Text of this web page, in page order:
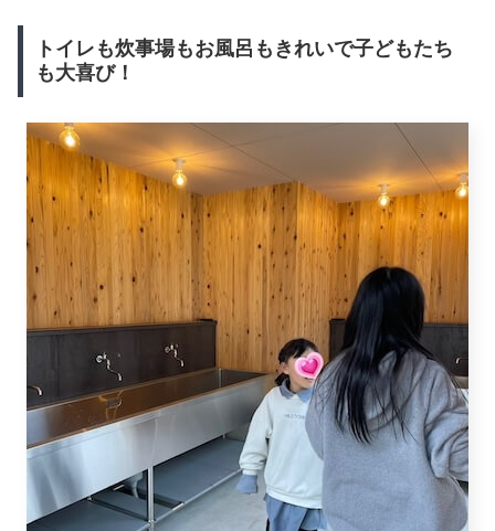
焚き火をすれば平地との気温差5度なんて屁でもないっし
ょ。
ゆ知らず…。
標高300mからは100m高くなるごとに1℃下がる、と言わ
れています。
米沢の街中で暑い暑いと言っていた私たち、五色温泉到着
後は絵に描いたような強風に迎えられ、夜から朝にかけて
の見事な気温の低下に
山の山たる存在に圧倒されたのでし
た。
すぐ近くに風力発電の風車が点在していますので、風のイ
タズラには要注意です。